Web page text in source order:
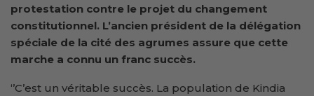
protestation contre le projet du changement
constitutionnel. L’ancien président de la délégation
spéciale de la cité des agrumes assure que cette
marche a connu un franc succès.
‘’C’est un véritable succès. La population de Kindia